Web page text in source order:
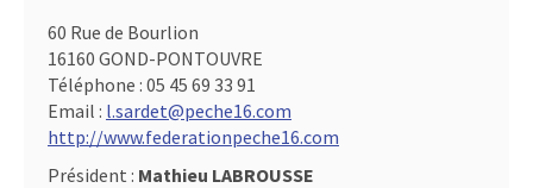
60 Rue de Bourlion
16160 GOND-PONTOUVRE
Téléphone : 05 45 69 33 91
Email : l.sardet@peche16.com
http://www.federationpeche16.com
Président : Mathieu LABROUSSE